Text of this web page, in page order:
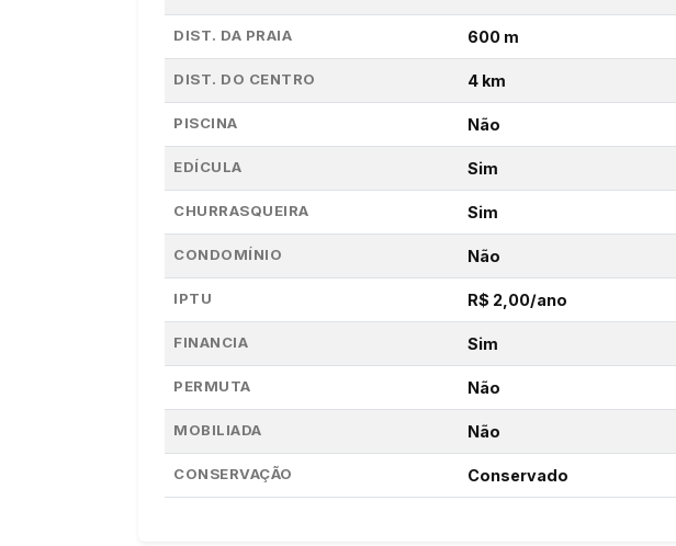
DIST. DA PRAIA 600 m
DIST. DO CENTRO 4 km
PISCINA Não
EDÍCULA Sim
CHURRASQUEIRA Sim
CONDOMÍNIO Não
IPTU R$ 2,00/ano
FINANCIA Sim
PERMUTA Não
MOBILIADA Não
CONSERVAÇÃO Conservado